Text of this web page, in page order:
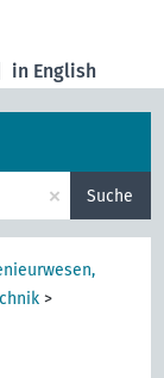
in English
× Suche
>